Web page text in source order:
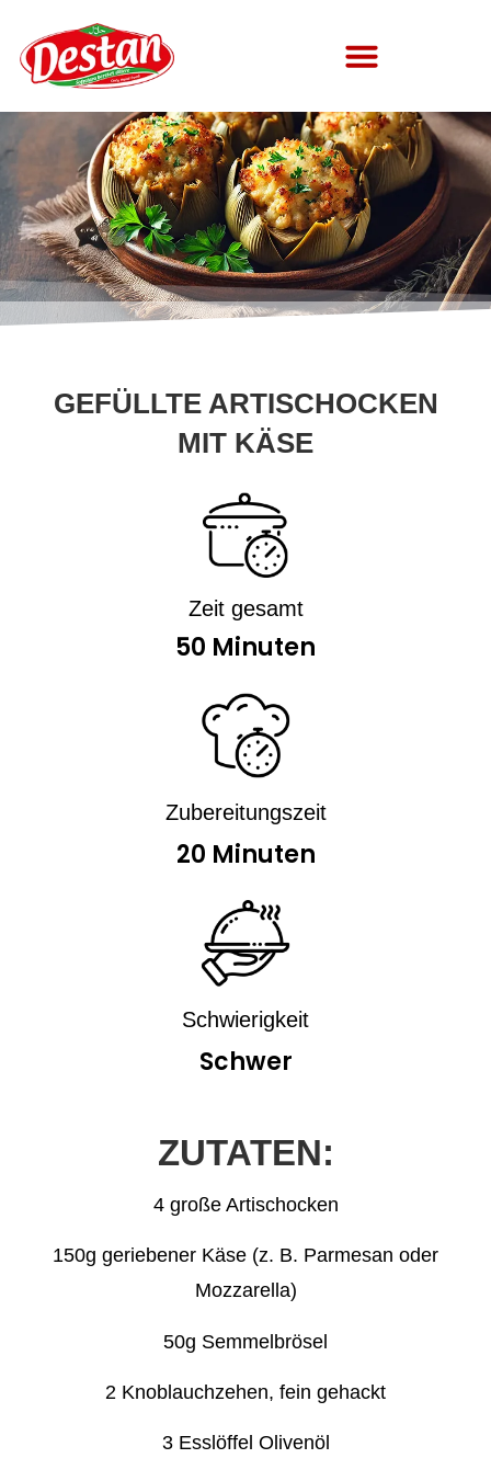
GEFÜLLTE ARTISCHOCKEN
MIT KÄSE
Zeit gesamt
50 Minuten
Zubereitungszeit
20 Minuten
Schwierigkeit
Schwer
ZUTATEN:
4 große Artischocken
150g geriebener Käse (z. B. Parmesan oder
Mozzarella)
50g Semmelbrösel
2 Knoblauchzehen, fein gehackt
3 Esslöffel Olivenöl